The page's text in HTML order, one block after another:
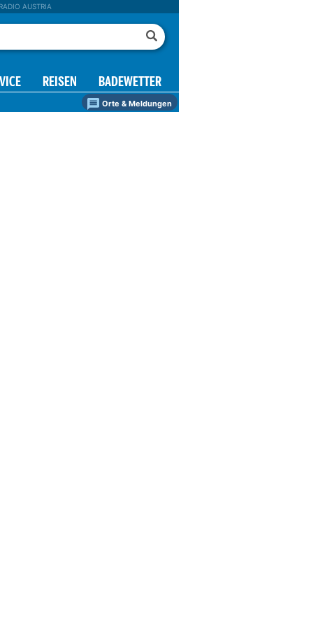
AUSTRIA
REISEN BADEWETTER
Orte & Meldungen